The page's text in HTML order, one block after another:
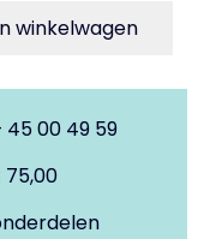
winkelwagen
45 00 49 59